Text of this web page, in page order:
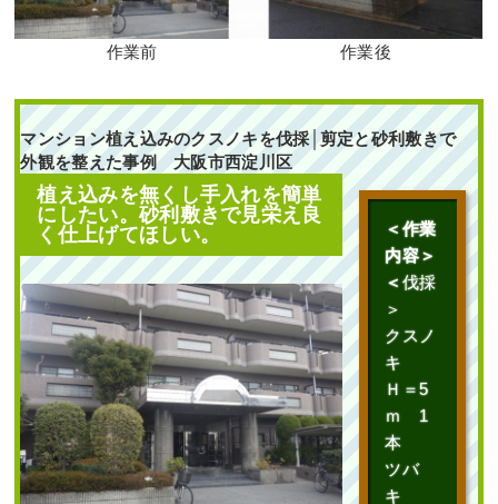
段々になっている土地
に高さ2mのアオダモ
株立とハクチョウゲ・
アベリアホープレイズ
を1人3時間で植栽し
た事例｜大阪市城東区
K様
作業前 作業後 段々になっ
ている土 ...
続きを読む
2025年6月19日/大阪市城東区,
植栽,大阪市,大阪府 ,アオダモ,
常緑樹ア行,落葉樹ア行,常緑樹ハ
行,アベリアホープレイズ,
大阪
府,植栽
作業前 作業後
マンション植え込みのクスノキを伐採│剪定と砂利敷きで
外観を整えた事例 大阪市西淀川区
植え込みを無くし手入れを簡単
にしたい。砂利敷きで見栄え良
く仕上げてほしい。
＜作業
内容＞
＜伐採
＞
クスノ
キ
Ｈ＝5
ｍ 1
本
ツバ
キ